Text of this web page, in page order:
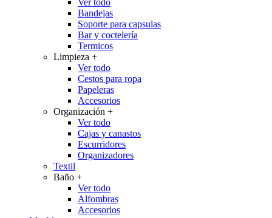
Ver todo
Bandejas
Soporte para capsulas
Bar y coctelería
Termicos
Limpieza +
Ver todo
Cestos para ropa
Papeleras
Accesorios
Organización +
Ver todo
Cajas y canastos
Escurridores
Organizadores
Textil
Baño +
Ver todo
Alfombras
Accesorios